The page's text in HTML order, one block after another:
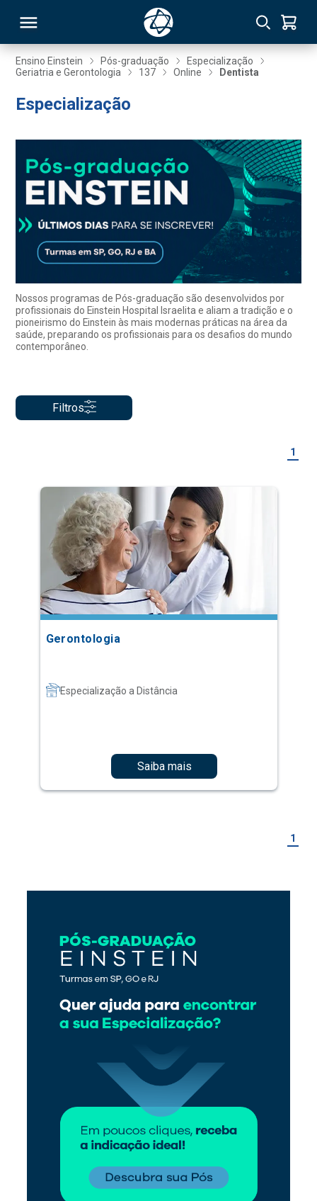
Ensino Einstein Pós-graduação
Especialização
Geriatria e Gerontologia
137 Online Dentista
Especialização
Nossos programas de Pós-graduação são desenvolvidos por
profissionais do Einstein Hospital Israelita e aliam a tradição e o
pioneirismo do Einstein às mais modernas práticas na área da
saúde, preparando os profissionais para os desafios do mundo
contemporâneo.
Filtros
1
Gerontologia
Especialização a Distância
Saiba mais
1